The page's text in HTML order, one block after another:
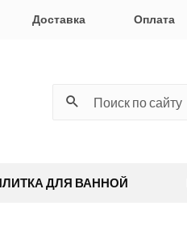
Доставка Оплата
ДЛЯ ВАННОЙ